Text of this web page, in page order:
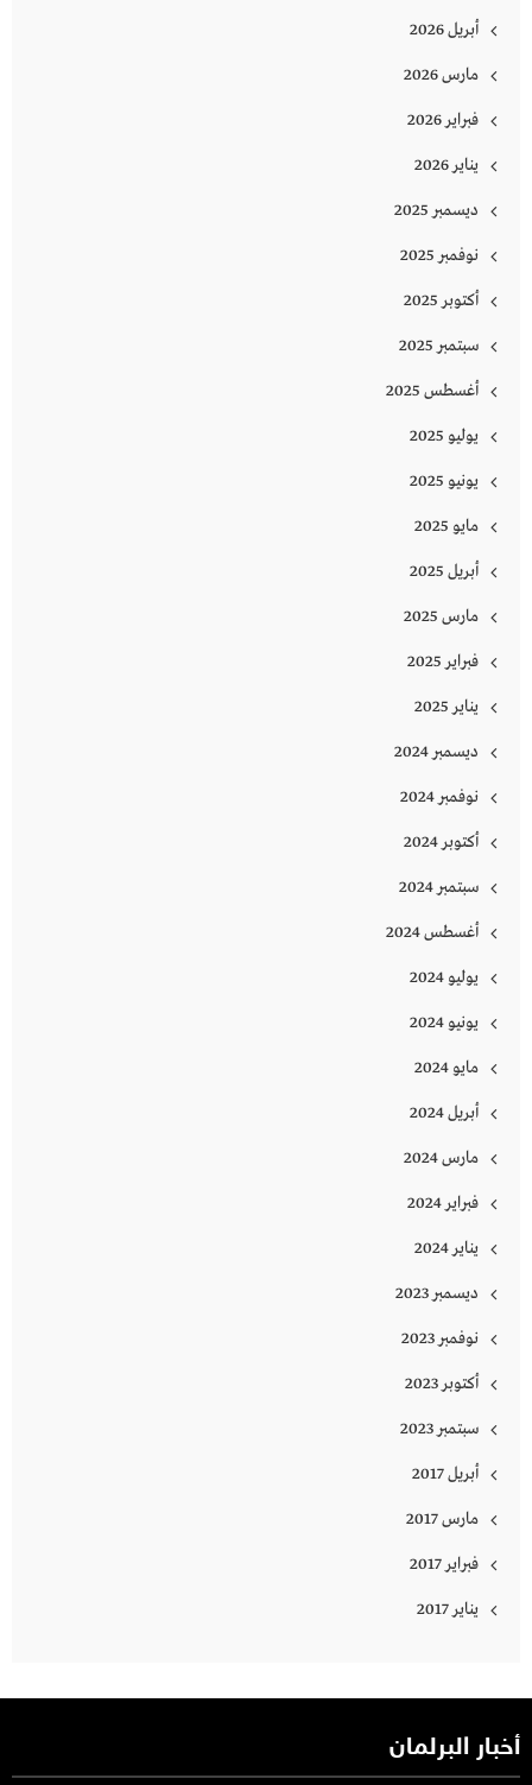
أبريل 2026
مارس 2026
فبراير 2026
يناير 2026
ديسمبر 2025
نوفمبر 2025
أكتوبر 2025
سبتمبر 2025
أغسطس 2025
يوليو 2025
يونيو 2025
مايو 2025
أبريل 2025
مارس 2025
فبراير 2025
يناير 2025
ديسمبر 2024
نوفمبر 2024
أكتوبر 2024
سبتمبر 2024
أغسطس 2024
يوليو 2024
يونيو 2024
مايو 2024
أبريل 2024
مارس 2024
فبراير 2024
يناير 2024
ديسمبر 2023
نوفمبر 2023
أكتوبر 2023
سبتمبر 2023
أبريل 2017
مارس 2017
فبراير 2017
يناير 2017
أخبار البرلمان